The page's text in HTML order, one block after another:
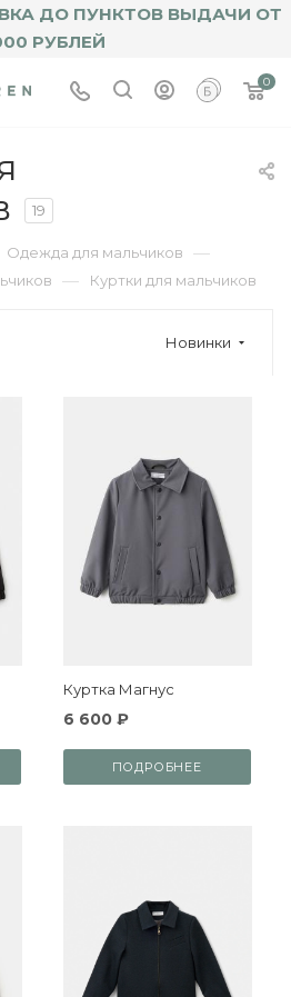
ДО ПУНКТОВ ВЫДАЧИ ОТ
РУБЛЕЙ
0
19
Одежда для мальчиков —
— Куртки для мальчиков
Новинки
Куртка Магнус
6 600 ₽
ПОДРОБНЕЕ